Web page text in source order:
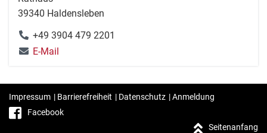
39340 Haldensleben
+49 3904 479 2201
E-Mail
Impressum | Barrierefreiheit | Datenschutz |Anmeldung
Facebook
Seitenanfang